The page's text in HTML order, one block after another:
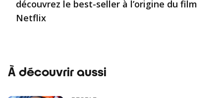
découvrez le best-seller à l’origine du film
Netflix
À découvrir aussi